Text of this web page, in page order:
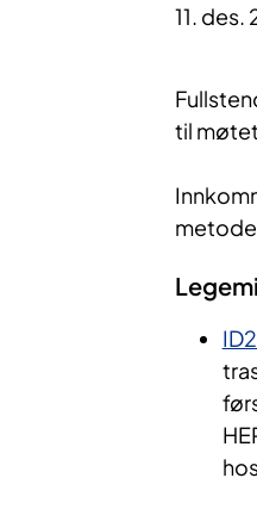
11. des.
til